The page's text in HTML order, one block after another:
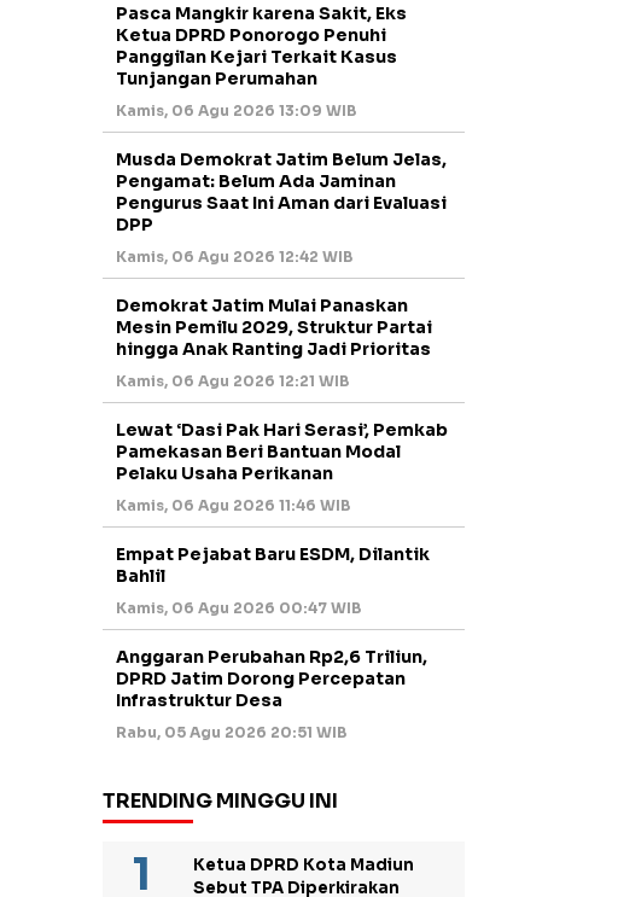
Pasca Mangkir karena Sakit, Eks
Ketua DPRD Ponorogo Penuhi
Panggilan Kejari Terkait Kasus
Tunjangan Perumahan
Kamis, 06 Agu 2026 13:09 WIB
Musda Demokrat Jatim Belum Jelas,
Pengamat: Belum Ada Jaminan
Pengurus Saat Ini Aman dari Evaluasi
DPP
Kamis, 06 Agu 2026 12:42 WIB
Demokrat Jatim Mulai Panaskan
Mesin Pemilu 2029, Struktur Partai
hingga Anak Ranting Jadi Prioritas
Kamis, 06 Agu 2026 12:21 WIB
Lewat ‘Dasi Pak Hari Serasi’, Pemkab
Pamekasan Beri Bantuan Modal
Pelaku Usaha Perikanan
Kamis, 06 Agu 2026 11:46 WIB
Empat Pejabat Baru ESDM, Dilantik
Bahlil
Kamis, 06 Agu 2026 00:47 WIB
Anggaran Perubahan Rp2,6 Triliun,
DPRD Jatim Dorong Percepatan
Infrastruktur Desa
Rabu, 05 Agu 2026 20:51 WIB
TRENDING MINGGU INI
Ketua DPRD Kota Madiun
Sebut TPA Diperkirakan